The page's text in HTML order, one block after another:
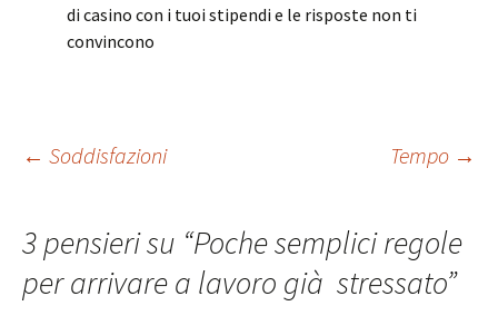
di casino con i tuoi stipendi e le risposte non ti
convincono
Navigazione
articolo
← Soddisfazioni Tempo →
3 pensieri su “Poche semplici regole
per arrivare a lavoro già stressato”